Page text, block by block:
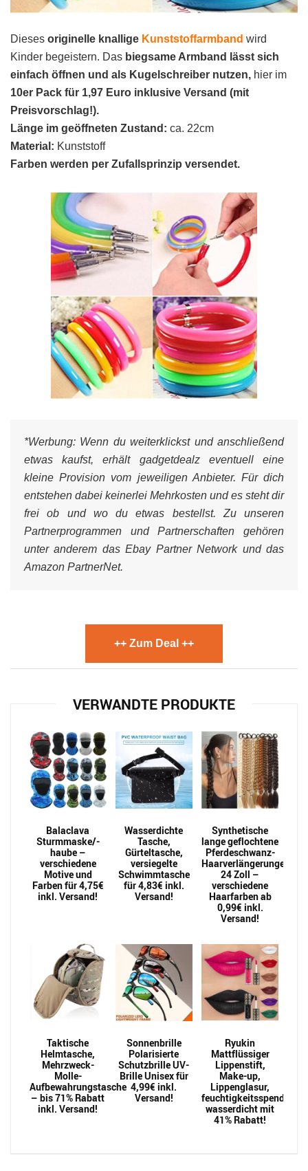
Dieses originelle knallige Kunststoffarmband wird
Kinder begeistern. Das biegsame Armband lässt sich
einfach öffnen und als Kugelschreiber nutzen, hier im
10er Pack für 1,97 Euro inklusive Versand (mit
Preisvorschlag!).
Länge im geöffneten Zustand: ca. 22cm
Material: Kunststoff
Farben werden per Zufallsprinzip versendet.
*Werbung: Wenn du weiterklickst und anschließend
etwas kaufst, erhält gadgetdealz eventuell eine
kleine Provision vom jeweiligen Anbieter. Für dich
entstehen dabei keinerlei Mehrkosten und es steht dir
frei ob und wo du etwas bestellst. Zu unseren
Partnerprogrammen und Partnerschaften gehören
unter anderem das Ebay Partner Network und das
Amazon PartnerNet.
++ Zum Deal ++
VERWANDTE PRODUKTE
Balaclava
Sturmmaske/-
haube –
verschiedene
Motive und
Farben für 4,75€
inkl. Versand!
Wasserdichte
Tasche,
Gürteltasche,
versiegelte
Schwimmtasche
für 4,83€ inkl.
Versand!
Synthetische
lange geflochtene
Pferdeschwanz-
Haarverlängerungen
24 Zoll –
verschiedene
Haarfarben ab
0,99€ inkl.
Versand!
Taktische
Helmtasche,
Mehrzweck-
Molle-
Aufbewahrungstasche
– bis 71% Rabatt
inkl. Versand!
Sonnenbrille
Polarisierte
Schutzbrille UV-
Brille Unisex für
4,99€ inkl.
Versand!
Ryukin
Mattflüssiger
Lippenstift,
Make-up,
Lippenglasur,
feuchtigkeitsspendend,
wasserdicht mit
41% Rabatt!